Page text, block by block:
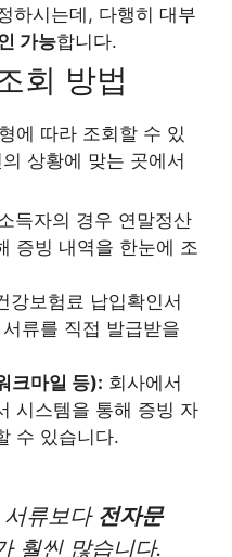
하시는데, 다행히 대부
가능합니다.
회 방법
에 따라 조회할 수 있
상황에 맞는 곳에서
득자의 경우 연말정산
증빙 내역을 한눈에 조
강보험료 납입확인서
류를 직접 발급받을
크마일 등): 회사에서
시스템을 통해 증빙 자
수 있습니다.
류보다 전자문
훨씬 많습니다.